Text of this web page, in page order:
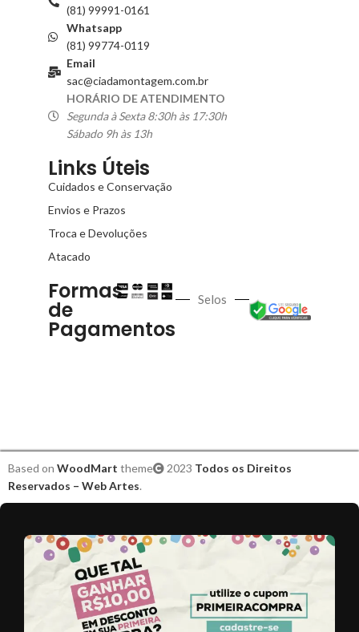
(81) 99991-0161
Whatsapp
(81) 99774-0119
Email
sac@ciadamontagem.com.br
HORÁRIO DE ATENDIMENTO
Segunda à Sexta 8:30h às 17:30h
Sábado 9h às 13h
Links Úteis
Cuidados e Conservação
Envios e Prazos
Troca e Devoluções
Atacado
Formas
de
Pagamentos
Selos
Based on WoodMart theme 2023 Todos os Direitos
Reservados – Web Artes.